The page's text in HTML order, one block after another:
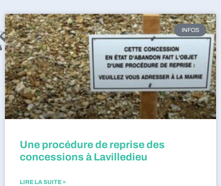
INFOS
Une procédure de reprise des
concessions à Lavilledieu
LIRE LA SUITE »